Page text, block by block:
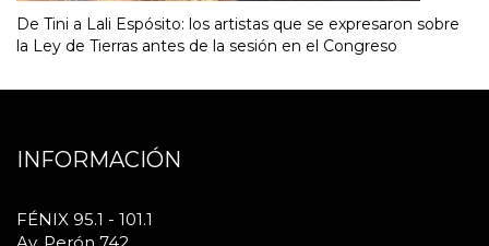
De Tini a Lali Espósito: los artistas que se expresaron sobre
la Ley de Tierras antes de la sesión en el Congreso
INFORMACIÓN
FÉNIX 95.1 - 101.1